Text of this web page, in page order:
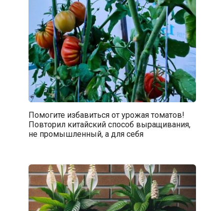
Помогите избавиться от урожая томатов!
Повторил китайский способ выращивания,
не промышленный, а для себя